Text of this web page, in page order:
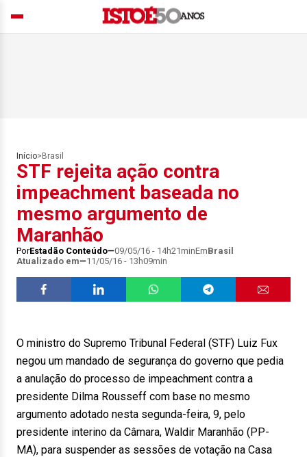
Início> Brasil
STF rejeita ação contra
impeachment baseada no
mesmo argumento de
Maranhão
PorEstadão Conteúdo 09/05/16 - 14h21minEmBrasil
Atualizado em
11/05/16 - 13h09min
O ministro do Supremo Tribunal Federal (STF) Luiz Fux
negou um mandado de segurança do governo que pedia
a anulação do processo de impeachment contra a
presidente Dilma Rousseff com base no mesmo
argumento adotado nesta segunda-feira, 9, pelo
presidente interino da Câmara, Waldir Maranhão (PP-
MA), para suspender as sessões de votação na Casa